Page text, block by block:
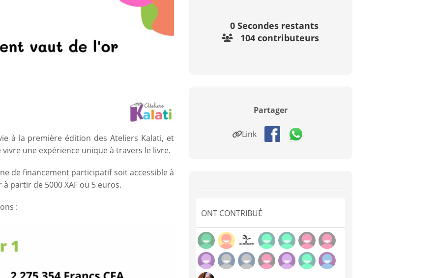
à la première édition des Ateliers Kalati, et
une expérience unique à travers le livre.
de financement participatif soit accessible à
partir de 5000 XAF ou 5 euros.
:
0Secondes restants
104 contributeurs
Partager
Link
ONT CONTRIBUÉ